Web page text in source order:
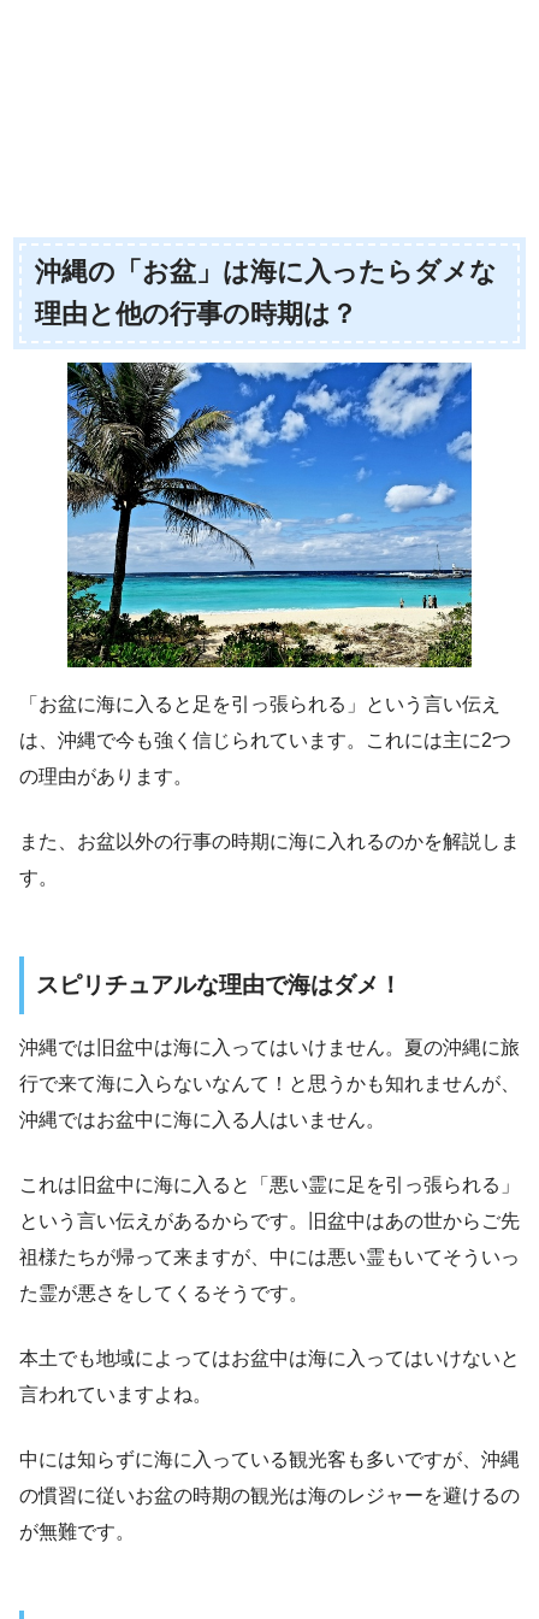
沖縄の「お盆」は海に入ったらダメな
理由と他の行事の時期は？
「お盆に海に入ると足を引っ張られる」という言い伝え
は、沖縄で今も強く信じられています。これには主に2つ
の理由があります。
また、お盆以外の行事の時期に海に入れるのかを解説しま
す。
スピリチュアルな理由で海はダメ！
沖縄では旧盆中は海に入ってはいけません。夏の沖縄に旅
行で来て海に入らないなんて！と思うかも知れませんが、
沖縄ではお盆中に海に入る人はいません。
これは旧盆中に海に入ると「悪い霊に足を引っ張られる」
という言い伝えがあるからです。旧盆中はあの世からご先
祖様たちが帰って来ますが、中には悪い霊もいてそういっ
た霊が悪さをしてくるそうです。
本土でも地域によってはお盆中は海に入ってはいけないと
言われていますよね。
中には知らずに海に入っている観光客も多いですが、沖縄
の慣習に従いお盆の時期の観光は海のレジャーを避けるの
が無難です。